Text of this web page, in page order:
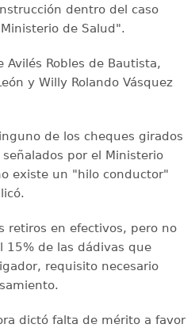
dentro del caso
de Salud".
Avilés Robles de Bautista,
y Willy Rolando Vásquez
de los cheques girados
por el Ministerio
existe un "hilo conductor"
retiros en efectivos, pero no
15% de las dádivas que
requisito necesario
dictó falta de mérito a favor